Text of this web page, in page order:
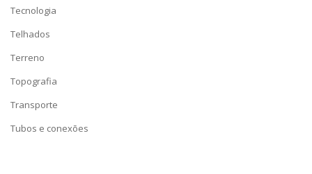
Tecnologia
Telhados
Terreno
Topografia
Transporte
Tubos e conexões